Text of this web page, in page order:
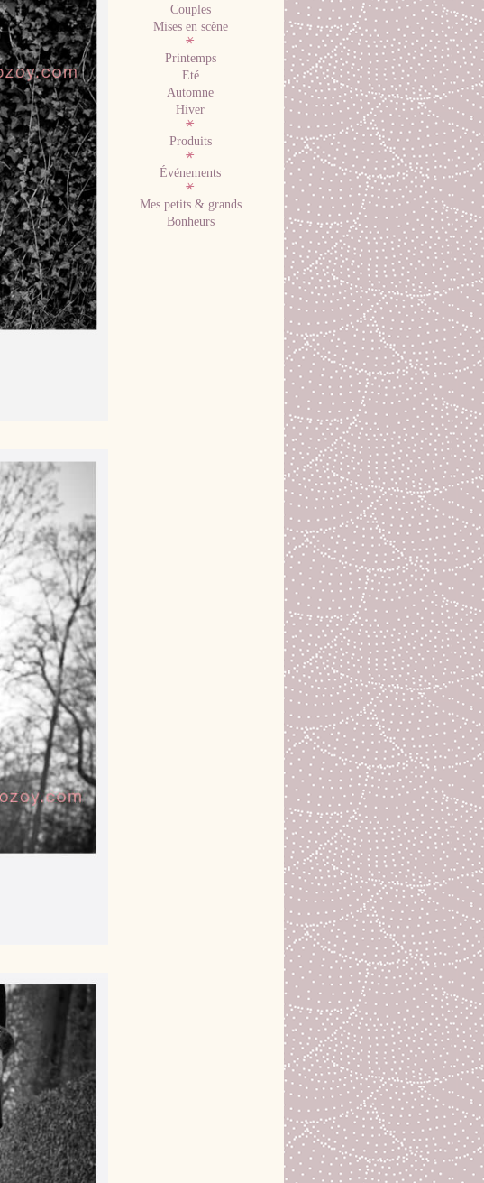
Couples
Mises en scène
Printemps
Eté
Automne
Hiver
Produits
Événements
Mes petits & grands
Bonheurs